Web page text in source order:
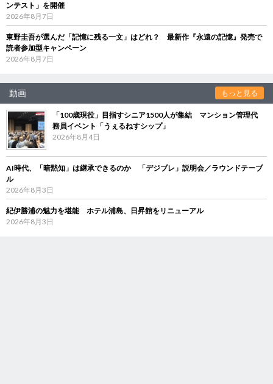
ンテスト」を開催
2026年8月7日
東野圭吾が選んだ「記憶に残る一文」はどれ？ 最新作『永遠の記憶』発売で
読者参加型キャンペーン
2026年8月7日
動画 もっと見る
「100歳現役」目指すシニア1500人が集結 マンション管理代
務員イベント「うぇるねすシップ」
2026年8月4日
AI時代、「暗黙知」は継承できるのか 「デジブレ」説明会／ラウンドテーブ
ル
2026年8月3日
紀伊勝浦の魅力を堪能 ホテル浦島、日昇館をリニューアル
2026年8月3日